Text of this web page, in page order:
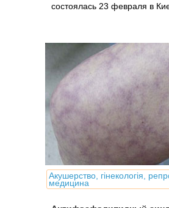
состоялась 23 февраля в
Акушерство, гінекологія,
медицина